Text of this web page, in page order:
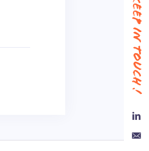
#keep in touch !